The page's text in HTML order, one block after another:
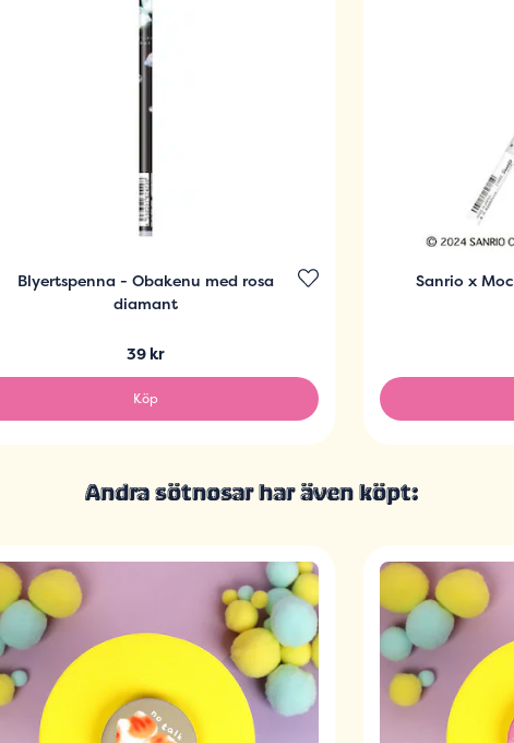
Blyertspenna - Obakenu med rosa
diamant
39 kr
Köp
Sanrio x
Andra sötnosar har även köpt: